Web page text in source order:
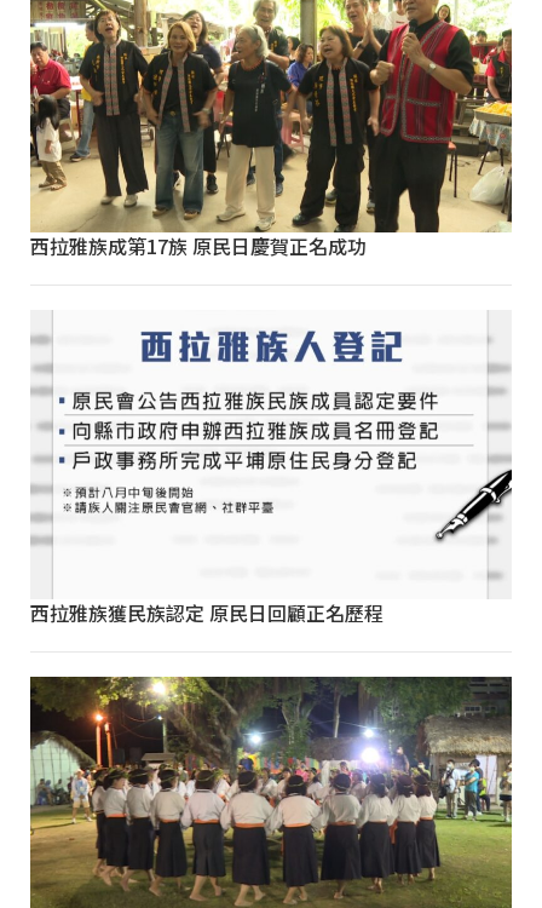
西拉雅族成第17族 原民日慶賀正名成功
西拉雅族獲民族認定 原民日回顧正名歷程